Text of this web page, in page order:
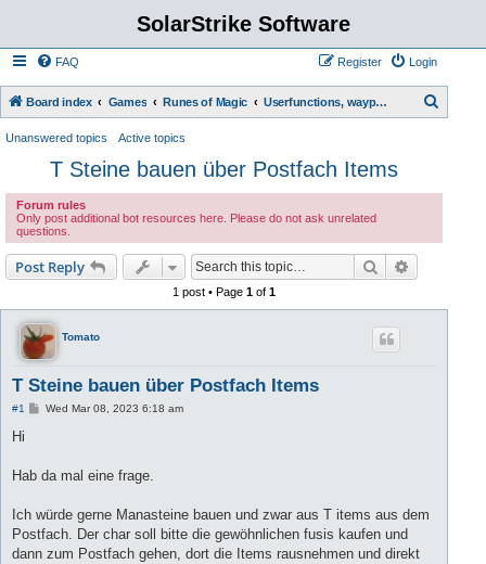
SolarStrike Software
FAQ Login
Register
Board index Games Runes of Magic Userfunctions, waypoint scripts, etc.
Unanswered topics Active topics
T Steine bauen über Postfach Items
Forum rules
Only post additional bot resources here. Please do not ask unrelated
questions.
Post Reply Search
1 post • Page1 of1
Tomato
T Steine bauen über Postfach Items
#1
PWed Mar 08, 2023 6:18 am
Hi
Hab da mal eine frage.
Ich würde gerne Manasteine bauen und zwar aus T items aus dem
Postfach. Der char soll bitte die gewöhnlichen fusis kaufen und
dann zum Postfach gehen, dort die Items rausnehmen und direkt